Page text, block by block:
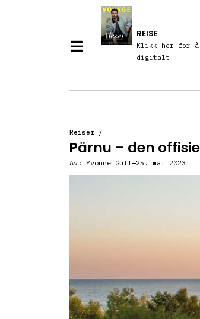
REISE
Klikk her for å
digitalt
Reiser /
Pärnu – den
Av: Yvonne Gull 25. mai 2023